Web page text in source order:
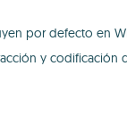
por defecto en
y codificación